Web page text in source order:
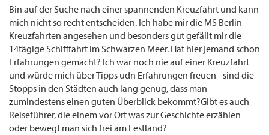
Bin auf der Suche nach einer spannenden Kreuzfahrt und kann
mich nicht so recht entscheiden. Ich habe mir die MS Berlin
Kreuzfahrten angesehen und besonders gut gefällt mir die
14tägige Schifffahrt im Schwarzen Meer. Hat hier jemand schon
Erfahrungen gemacht? Ich war noch nie auf einer Kreuzfahrt
und würde mich über Tipps udn Erfahrungen freuen - sind die
Stopps in den Städten auch lang genug, dass man
zumindestens einen guten Überblick bekommt?Gibt es auch
Reiseführer, die einem vor Ort was zur Geschichte erzählen
oder bewegt man sich frei am Festland?